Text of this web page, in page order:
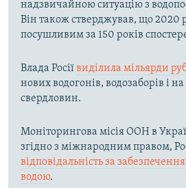
надзвичайною ситуацію з
Він також стверджував, що 2020
посушливим за 150 років
Влада Росіївиділила мільярди
нових водогонів, водозаборів і
свердловин.
Моніторингова місія ООН в
згідно з міжнародним правом,
відповідальність за
водою.